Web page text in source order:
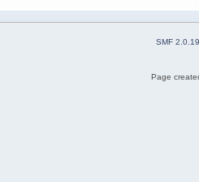
SMF 2.0.19
Page